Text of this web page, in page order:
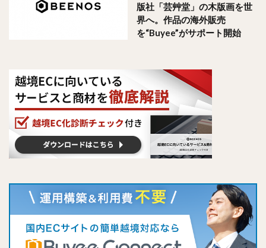
版社「芸艸堂」の木版画を世
界へ。作品の海外販売
を“Buyee”がサポート開始